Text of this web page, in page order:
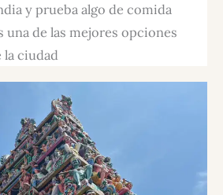
y prueba algo de comida
una de las mejores opciones
la ciudad